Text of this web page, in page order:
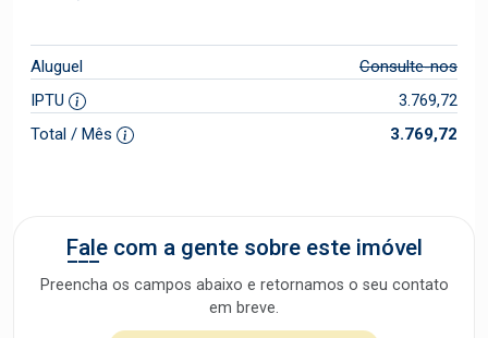
Aluguel
Consulte-nos
IPTU
3.769,72
Total / Mês
3.769,72
Fale com a gente sobre este imóvel
Preencha os campos abaixo e retornamos o seu contato
em breve.